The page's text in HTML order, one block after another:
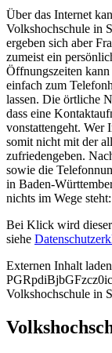
Über das Internet
Volkshochschule in
ergeben sich aber
zumeist ein
Öffnungszeiten
einfach zum
lassen. Die örtliche
dass eine
vonstattengeht. Wer
somit nicht mit der
zufriedengeben.
sowie die
in Baden-
nichts im Wege steht:
Bei Klick wird
siehe
Externen Inhalt laden
Volkshochschule in